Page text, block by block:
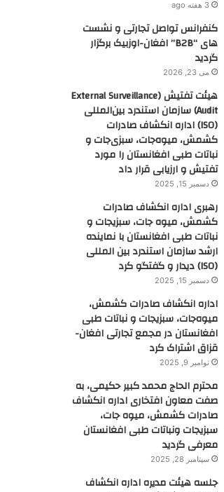
3 هفته ago
کنفرانس تواصل تجارتی و نشست
های “B2B” افغان-اوزبیک برگزار
گردید
می 23, 2026
هیئت تفتیش (External Surveillance
Audit) سازمان استندرد بین‌المللی
(ISO) اداره انکشاف صادرات
کشمش، میوه‌جات، سبزی‌جات و
نباتات طبی افغانستان را مورد
تفتیش و ارزیابی قرار داد
دسمبر 15, 2025
رهبری اداره انکشاف صادرات
کشمش، میوه جات، سبزیجات و
نباتات طبی افغانستان با نماینده
ارشد سازمان استندرد بین المللی
(ISO) دیدار و گفتگو کرد
دسمبر 15, 2025
اداره انکشاف صادرات کشمش،
میوه‌جات، سبزیجات و نباتات طبی
افغانستان در مجمع تجارتی افغان-
قزاق اشتراک کرد
نوامبر 9, 2025
محترم الحاج محمد کبیر حکیمی، به
صفت معاون افتخاری اداره انکشاف
صادرات کشمش، میوه جات،
سبزیجات ونباتات طبی افغانستان
معرفی گردید
سپتامبر 28, 2025
جلسه هیئت مدیره اداره انکشاف